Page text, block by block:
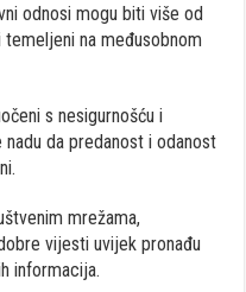
odnosi mogu biti više od
na međusobnom
s nesigurnošću i
da predanost i odanost
mrežama,
vijesti uvijek pronađu
informacija.